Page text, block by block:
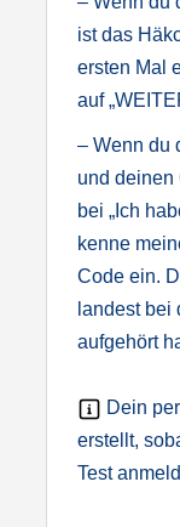
ist das
ersten Mal
auf
– Wenn du
und deinen
bei „Ich
kenne
Code ein.
landest bei
aufgehört
Dein
erstellt,
Test